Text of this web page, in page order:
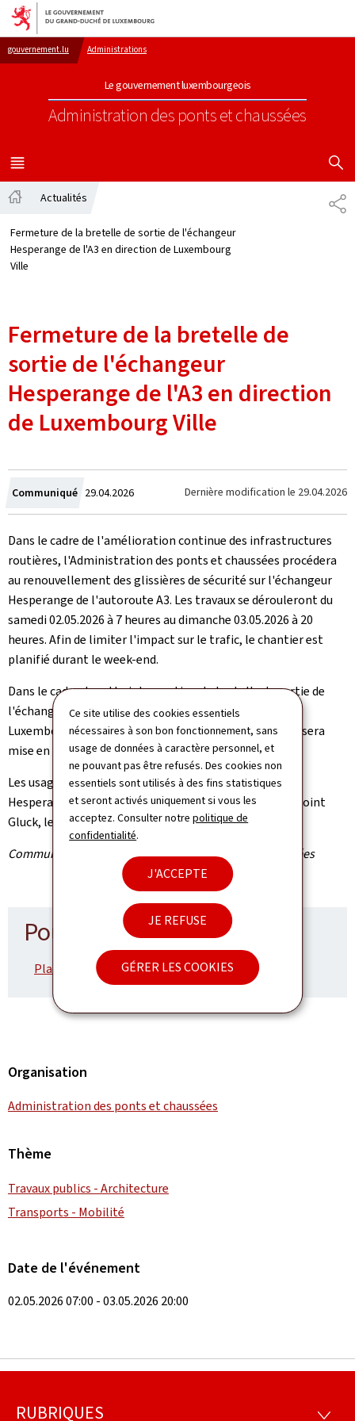
Ce site utilise des cookies essentiels
nécessaires à son bon fonctionnement, sans
usage de données à caractère personnel, et
ne pouvant pas être refusés. Des cookies non
essentiels sont utilisés à des fins statistiques
et seront activés uniquement si vous les
acceptez. Consulter notrepolitique de
confidentialité.
J'ACCEPTE
JE REFUSE
GÉRER LES COOKIES
Aller au menu principal
Aller au contenu
gouvernement.lu Administrations
Le gouvernement luxembourgeois
Administration des ponts et chaussées
MENU
PRINCIPAL
Actualités
Fermeture de la bretelle de sortie de l'échangeur
Hesperange de l'A3 en direction de Luxembourg
Ville
Fermeture de la bretelle de
sortie de l'échangeur
Hesperange de l'A3 en direction
de Luxembourg Ville
Communiqué Crée
le
29.04.2026 Dernière modification le 29.04.2026
Dans le cadre de l'amélioration continue des infrastructures
routières, l'Administration des ponts et chaussées procédera
au renouvellement des glissières de sécurité sur l'échangeur
Hesperange de l'autoroute A3. Les travaux se dérouleront du
samedi 02.05.2026 à 7 heures au dimanche 03.05.2026 à 20
heures. Afin de limiter l'impact sur le trafic, le chantier est
planifié durant le week‑end.
Dans le cadre de cette intervention, la bretelle de sortie de
l'échangeur Hesperange de l'A3 en direction de
Luxembourg‑Ville sera fermée. Une déviation signalée sera
mise en place.
Les usagères et usagers souhaitant rejoindre la sortie
Hesperange depuis l'A3 seront déviés via l'A3, le rond‑point
Gluck, le boulevard de Kockelscheuer et le CR231.
Communiqué par l'Administration des ponts et chaussées
Pour en savoir plus
Plan de déviation (Pdf, 2,30 Mo)
Organisation
Administration des ponts et chaussées
Thème
Travaux publics - Architecture
Transports - Mobilité
Date de l'événement
02.05.2026 07:00 - 03.05.2026 20:00
RUBRIQUES